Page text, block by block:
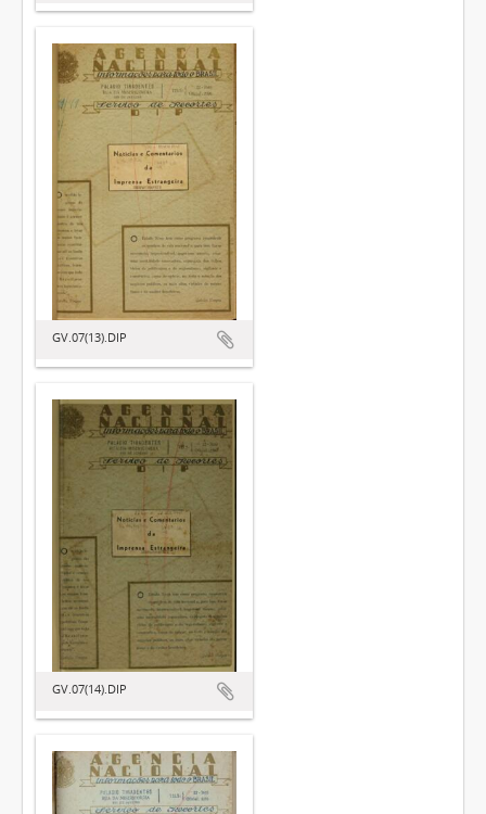
GV.07(13).DIP
GV.07(14).DIP